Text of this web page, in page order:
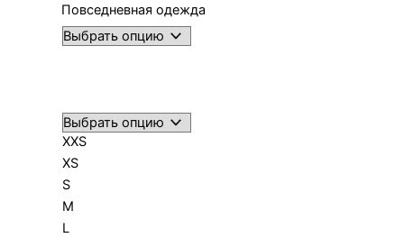
Повседневная одежда
XXS
XS
S
M
L